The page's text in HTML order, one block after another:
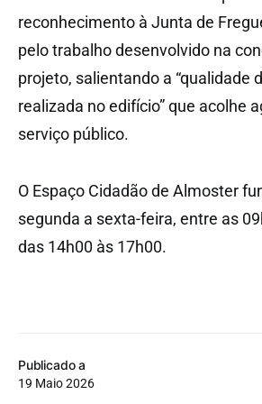
Publicado a
19 Maio 2026
reconhecimento à Junta de
pelo trabalho desenvolvido na
projeto, salientando a “qualidade
realizada no edifício” que acolhe
serviço público.
O Espaço Cidadão de Almoster
segunda a sexta-feira, entre as
das 14h00 às 17h00.